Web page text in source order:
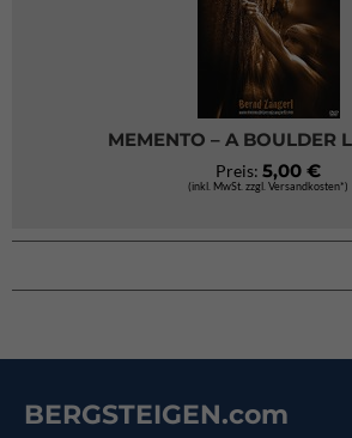
MEMENTO – A BOULDER
Preis: 5,00 €
(inkl. MwSt. zzgl. Versandkosten*)
BERGSTEIGEN.com